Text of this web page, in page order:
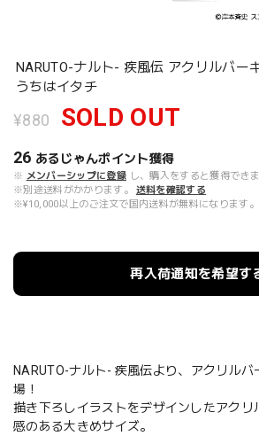
NARUTO-ナルト- 疾風伝 アクリルバー
うちはイタチ
¥880 SOLD OUT
26 あるじゃんポイント獲得
※ メンバーシップに登録 し、購入をすると獲得できま
※別途送料がかかります。
送料を確認する
※¥10,000以上のご注文で国内送料が無料になります。
再入荷通知を希望す
NARUTO-ナルト- 疾風伝より、アクリル
場！
描き下ろしイラストをデザインしたアクリ
感のある大きめサイズ。